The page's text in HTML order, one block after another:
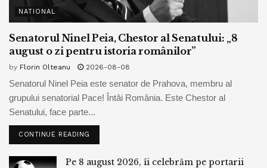
NATIONAL
Senatorul Ninel Peia, Chestor al Senatului: „8
august o zi pentru istoria românilor”
by Florin Olteanu 2026-08-08
Senatorul Ninel Peia este senator de Prahova, membru al
grupului senatorial Pace! Întâi România. Este Chestor al
Senatului, face parte...
CONTINUE READING
Pe 8 august 2026, îi celebrăm pe portarii